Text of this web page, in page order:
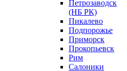
Петрозаводск
(НБ РК)
Пикалево
Подпорожье
Приморск
Прокопьевск
Рим
Салоники